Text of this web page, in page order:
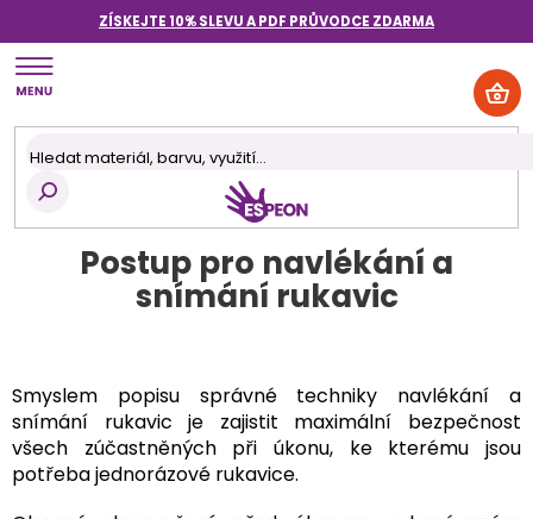
obsah
ZÍSKEJTE 10% SLEVU A PDF PRŮVODCE ZDARMA
Postup pro navlékání a
snímání rukavic
Smyslem popisu správné techniky navlékání a
snímání rukavic je zajistit maximální bezpečnost
všech zúčastněných při úkonu, ke kterému jsou
potřeba jednorázové rukavice.